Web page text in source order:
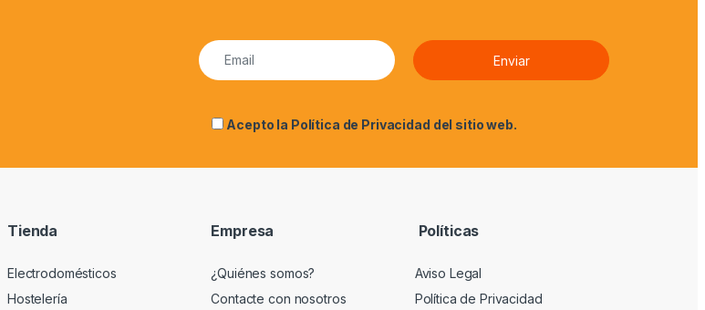
Acepto la Política de Privacidad del sitio web.
Tienda
Electrodomésticos
Hostelería
Empresa
¿Quiénes somos?
Contacte con nosotros
Políticas
Aviso Legal
Política de Privacidad